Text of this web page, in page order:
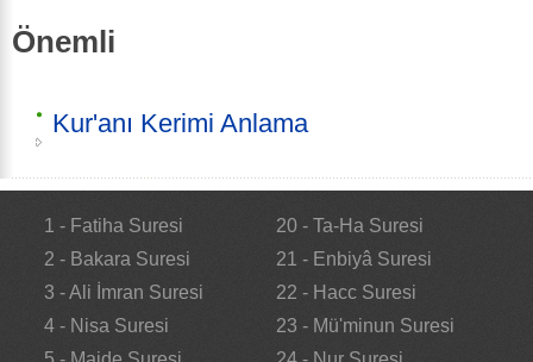
Önemli
Kur'anı Kerimi Anlama
1 - Fatiha Suresi
2 - Bakara Suresi
3 - Ali İmran Suresi
4 - Nisa Suresi
20 - Ta-Ha Suresi
21 - Enbiyâ Suresi
22 - Hacc Suresi
23 - Mü'minun Suresi